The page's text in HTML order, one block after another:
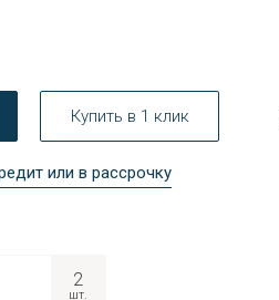
Купить в 1 клик
или в рассрочку
2